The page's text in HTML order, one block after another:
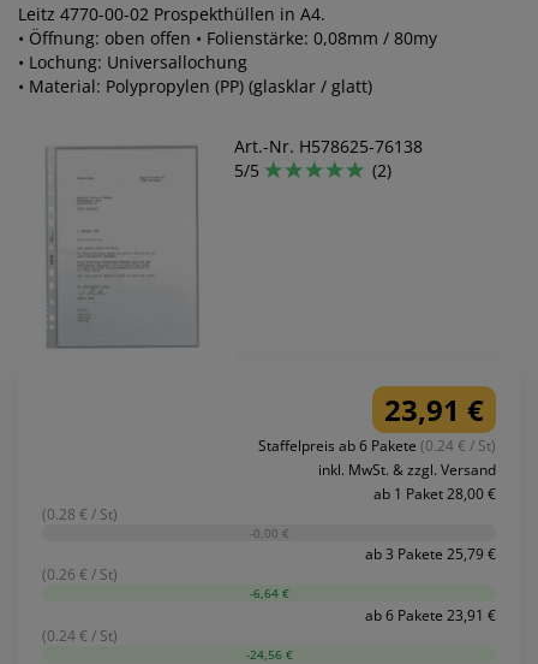
Leitz 4770-00-02 Prospekthüllen in A4.
• Öffnung: oben offen • Folienstärke: 0,08mm / 80my
• Lochung: Universallochung
• Material: Polypropylen (PP) (glasklar / glatt)
Art.-Nr. H578625-76138
5/5
(2)
23,91 €
Staffelpreis ab 6 Pakete (0.24 € / St)
inkl. MwSt. & zzgl. Versand
ab 1 Paket 28,00 €
(0.28 € / St)
-0,00 €
ab 3 Pakete 25,79 €
(0.26 € / St)
-6,64 €
ab 6 Pakete 23,91 €
(0.24 € / St)
-24,56 €